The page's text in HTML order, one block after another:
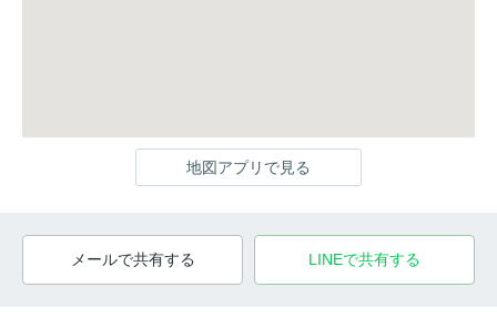
地図アプリで見る
メールで共有する LINEで共有する